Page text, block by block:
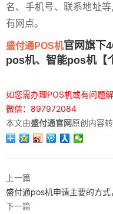
名、手机号、联系地址
有网点。
盛付通POS机官网旗下
pos机、智能pos机【
如您需办理POS机或有问题
微信：897972084
本文由盛付通官网原创内容
上一篇
盛付通pos机申请主要的方式
下一篇